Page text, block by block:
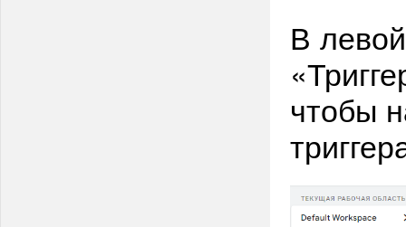
В
чтобы